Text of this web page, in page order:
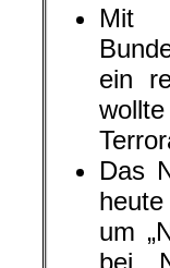
Mit
ein
Das
um
bei